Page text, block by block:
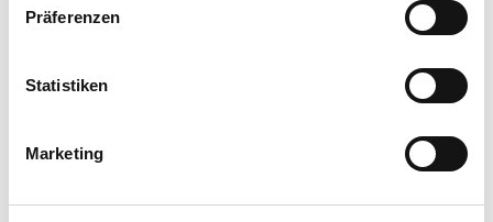
Präferenzen
Statistiken
Marketing